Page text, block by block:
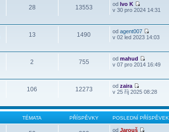
28 13553 odIvo K
v 30 pro 2024 14:31
13 1490 odagent007
v 02 led 2023 14:03
2 755 odmahud
v 07 pro 2014 16:49
106 12273 odzaira
v 25 říj 2025 08:28
TÉMATA PŘÍSPĚVKY POSLEDNÍ PŘÍSPĚVEK
odJarouš